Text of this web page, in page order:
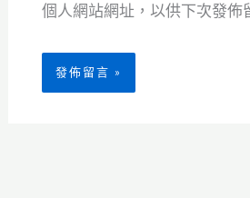
個人網站網址，以供下次發佈